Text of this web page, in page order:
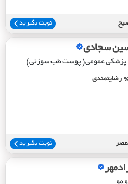
نوبت بگیرید
سجادی
پزشکی عمومی( پوست طب سوزنی)
رضایتمندی
نوبت بگیرید
مو